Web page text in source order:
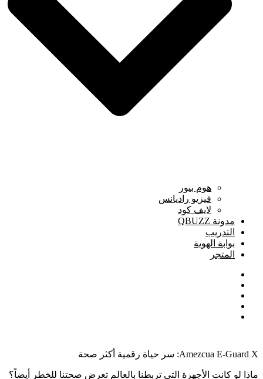
هوم بيور
فيزيو راديانس
لايف كود
مدونة QBUZZ
التدريب
بوابة الهوية
المتجر
Amezcua E-Guard X: سر حياة رقمية أكثر صحة
ماذا لو كانت الأجهزة التي تربطنا بالعالم تعرض صحتنا للخطر أيضاً؟